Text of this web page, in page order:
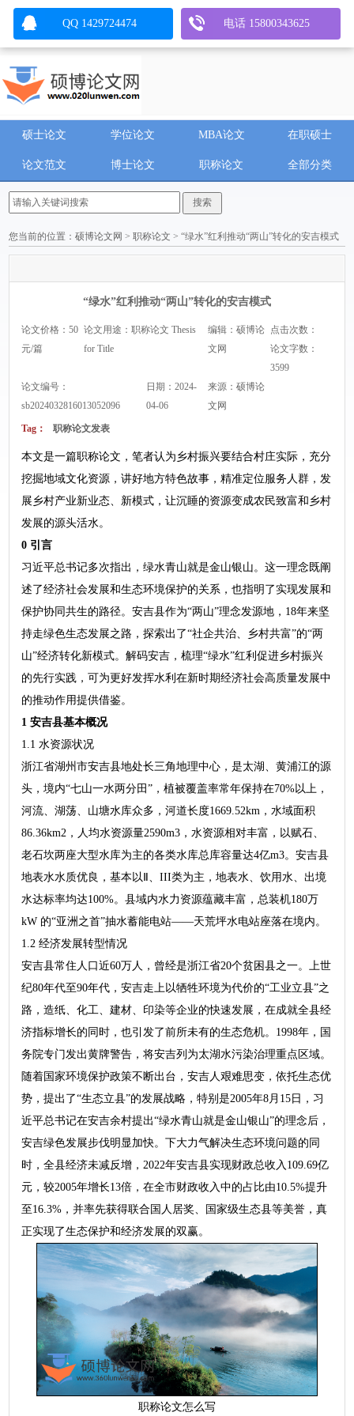
硕士论文 学位论文 MBA论文 在职硕士
论文范文 博士论文 职称论文 全部分类
您当前的位置：硕博论文网 >职称论文 > “绿水”红利推动“两山”转化的安吉模式
“绿水”红利推动“两山”转化的安吉模式
论文价格：50
元/篇
论文用途：职称论文 Thesis
for Title
编辑：硕博论
文网
点击次数：
论文字数：
3599
论文编号：
sb2024032816013052096
日期：2024-
04-06
来源：硕博论
文网
Tag： 职称论文发表
本文是一篇职称论文，笔者认为乡村振兴要结合村庄实际，充分
挖掘地域文化资源，讲好地方特色故事，精准定位服务人群，发
展乡村产业新业态、新模式，让沉睡的资源变成农民致富和乡村
发展的源头活水。
0 引言
习近平总书记多次指出，绿水青山就是金山银山。这一理念既阐
述了经济社会发展和生态环境保护的关系，也指明了实现发展和
保护协同共生的路径。安吉县作为“两山”理念发源地，18年来坚
持走绿色生态发展之路，探索出了“社企共治、乡村共富”的“两
山”经济转化新模式。解码安吉，梳理“绿水”红利促进乡村振兴
的先行实践，可为更好发挥水利在新时期经济社会高质量发展中
的推动作用提供借鉴。
1 安吉县基本概况
1.1 水资源状况
浙江省湖州市安吉县地处长三角地理中心，是太湖、黄浦江的源
头，境内“七山一水两分田”，植被覆盖率常年保持在70%以上，
河流、湖荡、山塘水库众多，河道长度1669.52km，水域面积
86.36km2，人均水资源量2590m3，水资源相对丰富，以赋石、
老石坎两座大型水库为主的各类水库总库容量达4亿m3。安吉县
地表水水质优良，基本以Ⅱ、III类为主，地表水、饮用水、出境
水达标率均达100%。县域内水力资源蕴藏丰富，总装机180万
kW 的“亚洲之首”抽水蓄能电站——天荒坪水电站座落在境内。
1.2 经济发展转型情况
安吉县常住人口近60万人，曾经是浙江省20个贫困县之一。上世
纪80年代至90年代，安吉走上以牺牲环境为代价的“工业立县”之
路，造纸、化工、建材、印染等企业的快速发展，在成就全县经
济指标增长的同时，也引发了前所未有的生态危机。1998年，国
务院专门发出黄牌警告，将安吉列为太湖水污染治理重点区域。
随着国家环境保护政策不断出台，安吉人艰难思变，依托生态优
势，提出了“生态立县”的发展战略，特别是2005年8月15日，习
近平总书记在安吉余村提出“绿水青山就是金山银山”的理念后，
安吉绿色发展步伐明显加快。下大力气解决生态环境问题的同
时，全县经济未减反增，2022年安吉县实现财政总收入109.69亿
元，较2005年增长13倍，在全市财政收入中的占比由10.5%提升
至16.3%，并率先获得联合国人居奖、国家级生态县等美誉，真
正实现了生态保护和经济发展的双赢。
职称论文怎么写
QQ 1429724474 电话 15800343625